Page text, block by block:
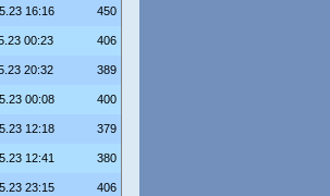
16:16 450
00:23 406
20:32 389
00:08 400
12:18 379
12:41 380
23:15 406